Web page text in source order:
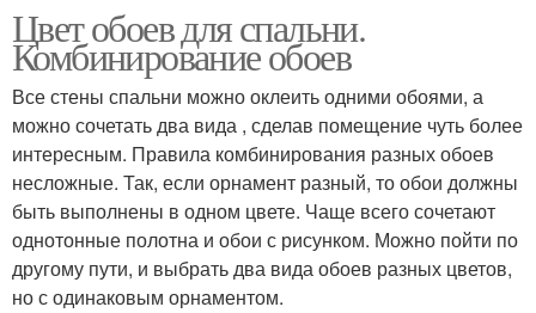
Цвет обоев для спальни.
Комбинирование обоев
Все стены спальни можно оклеить одними обоями, а
можно сочетать два вида , сделав помещение чуть более
интересным. Правила комбинирования разных обоев
несложные. Так, если орнамент разный, то обои должны
быть выполнены в одном цвете. Чаще всего сочетают
однотонные полотна и обои с рисунком. Можно пойти по
другому пути, и выбрать два вида обоев разных цветов,
но с одинаковым орнаментом.